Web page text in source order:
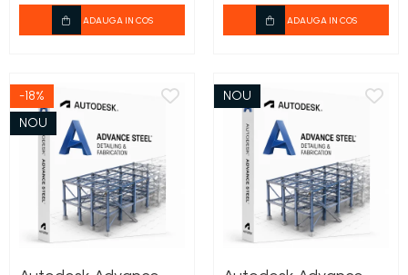
ADAUGA IN COS ADAUGA IN COS
-18%
NOU
NOU